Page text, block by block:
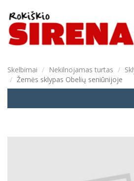
Skelbimai Nekilnojamas turtas
Žemės sklypas Obelių seniūnijoje